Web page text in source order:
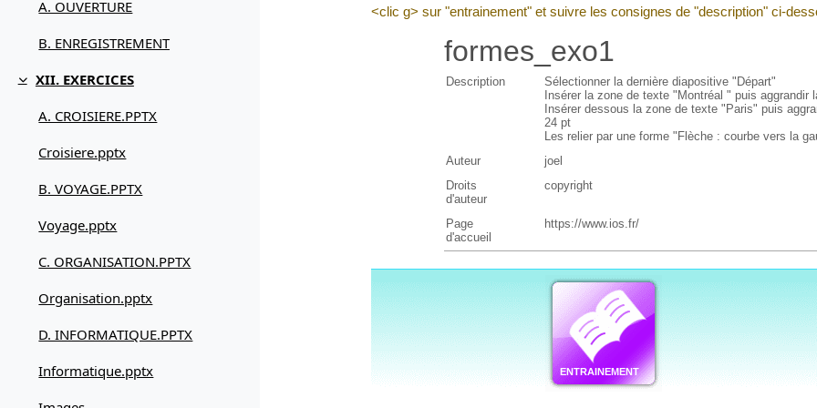
A. OUVERTURE
B. ENREGISTREMENT
Replier
XII. EXERCICES
A. CROISIERE.PPTX
Croisiere.pptx
B. VOYAGE.PPTX
Voyage.pptx
C. ORGANISATION.PPTX
Organisation.pptx
D. INFORMATIQUE.PPTX
Informatique.pptx
<clic g> sur "entrainement" et suivre les consignes de "description" ci-